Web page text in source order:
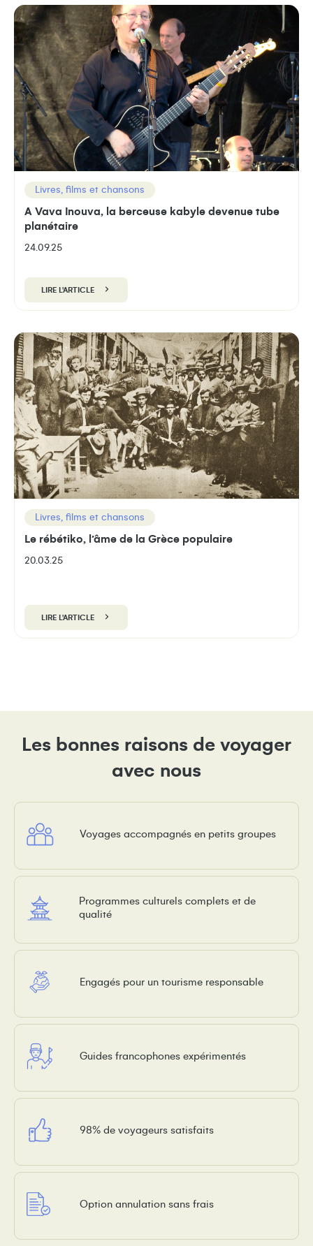
Livres, films et chansons
A Vava Inouva, la berceuse kabyle devenue tube
planétaire
24.09.25
LIRE L'ARTICLE
Livres, films et chansons
Le rébétiko, l’âme de la Grèce populaire
20.03.25
LIRE L'ARTICLE
Les bonnes raisons de voyager
avec nous
Voyages accompagnés en petits groupes
Programmes culturels complets et de
qualité
Engagés pour un tourisme responsable
Guides francophones expérimentés
98% de voyageurs satisfaits
Option annulation sans frais